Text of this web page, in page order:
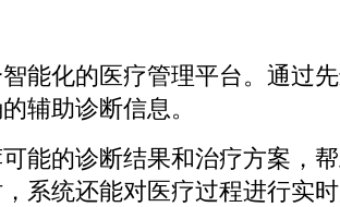
能化的医疗管理平台。通过
辅助诊断信息。
能的诊断结果和治疗方案，
系统还能对医疗过程进行实